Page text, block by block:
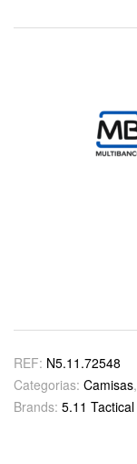
REF: N5.11.72548
Categorias: Camisas,
Brands: 5.11 Tactical